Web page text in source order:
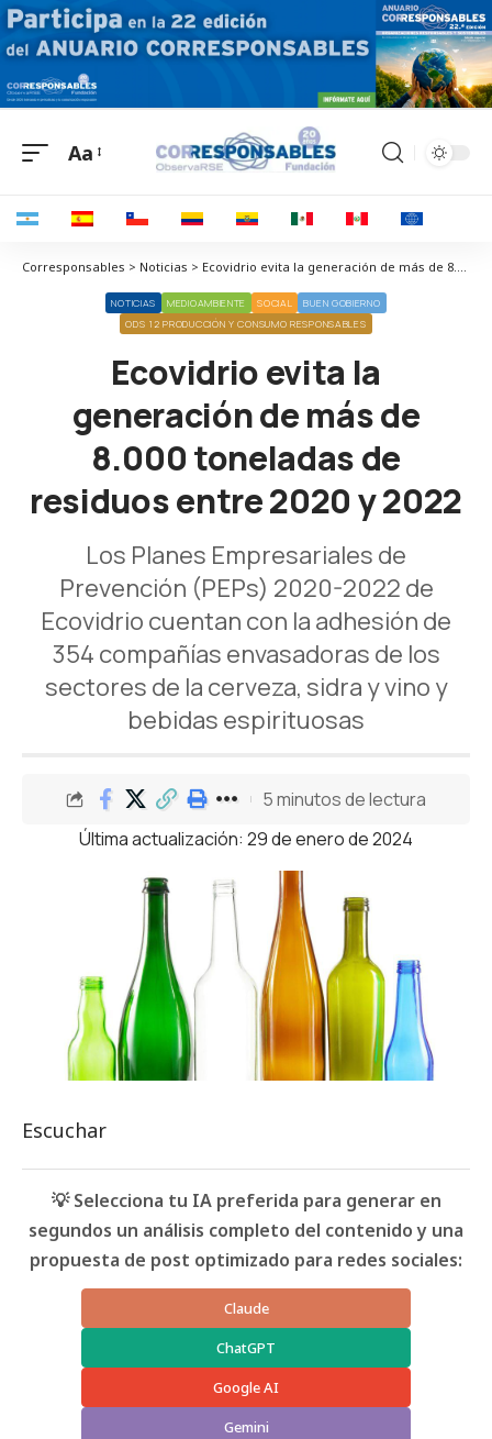
Aa
Corresponsables > Noticias > Ecovidrio evita la generación de más de 8.000 toneladas de residuos entre 2020 y 2022
NOTICIAS MEDIOAMBIENTE SOCIAL
BUEN GOBIERNO
ODS 12 PRODUCCIÓN Y CONSUMO RESPONSABLES
Ecovidrio evita la
generación de más de
8.000 toneladas de
residuos entre 2020 y 2022
Los Planes Empresariales de
Prevención (PEPs) 2020-2022 de
Ecovidrio cuentan con la adhesión de
354 compañías envasadoras de los
sectores de la cerveza, sidra y vino y
bebidas espirituosas
Última actualización: 29 de enero de 2024
5 minutos de lectura
Escuchar
💡 Selecciona tu IA preferida para generar en
segundos un análisis completo del contenido y una
propuesta de post optimizado para redes sociales:
Claude
ChatGPT
Google AI
Gemini